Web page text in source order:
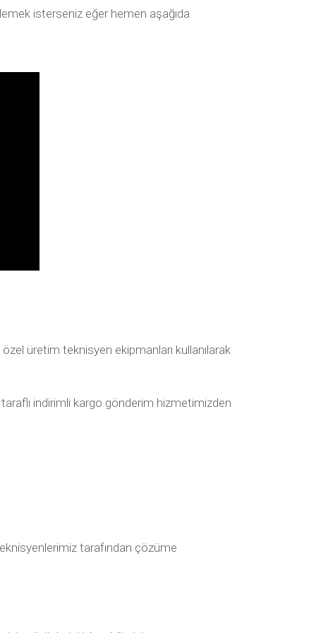
isterseniz eğer hemen aşağıda
üretim teknisyen ekipmanları kullanılarak
taraflı indirimli kargo gönderim hizmetimizden
tarafından çözüme